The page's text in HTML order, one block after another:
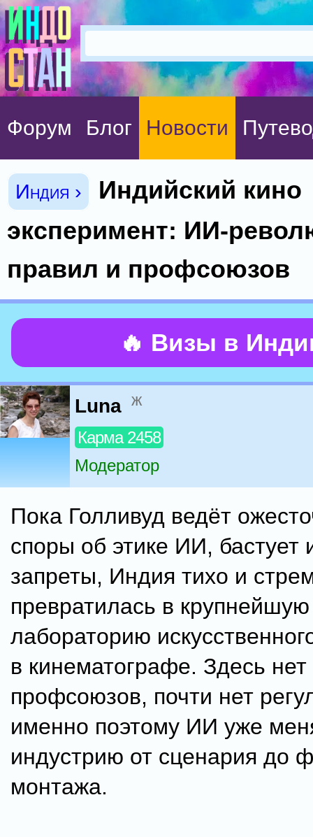
Форум Блог Новости
Индия ›
Индийский кино
эксперимент: ИИ-
правил и профсоюзов
🔥 Визы в
Luna ж
Карма 2458
Модератор
Пока Голливуд ведёт
споры об этике ИИ, бастует
запреты, Индия тихо и
превратилась в
лабораторию
в кинематографе. Здесь
профсоюзов, почти нет
именно поэтому ИИ уже
индустрию от сценария до
монтажа.